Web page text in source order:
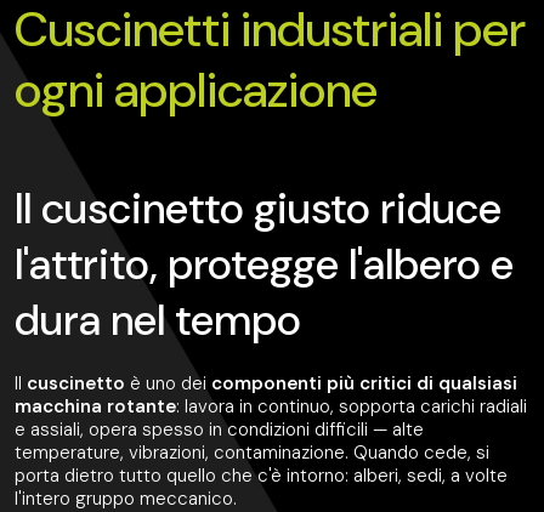
Cuscinetti industriali per
ogni applicazione
Il cuscinetto giusto riduce
l'attrito, protegge l'albero e
dura nel tempo
Il cuscinetto è uno dei componenti più critici di qualsiasi
macchina rotante: lavora in continuo, sopporta carichi radiali
e assiali, opera spesso in condizioni difficili — alte
temperature, vibrazioni, contaminazione. Quando cede, si
porta dietro tutto quello che c'è intorno: alberi, sedi, a volte
l'intero gruppo meccanico.